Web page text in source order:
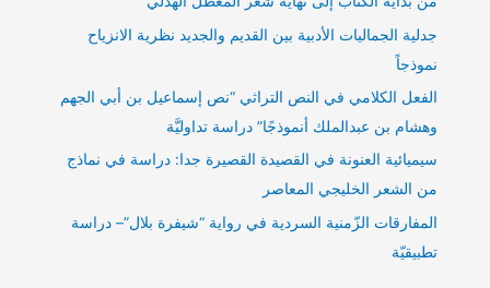
جدلية الجماليات الأدبية بين القديم والجديد نظرية الانزياح
نموذجاً
الفعل الكلامي في النص التراثي “نص إسماعيل بن أبي الجهم
وهشام بن عبدالملك أنموذجًا” دراسة تداوليَّة
سيميائية العنونة في القصيدة القصيرة جدا: دراسة في نماذج
من الشعر الخليجي المعاصر
المفارقات الزّمنية السردية في رواية “شيفرة بلال”– دراسة
تطبيقيّة